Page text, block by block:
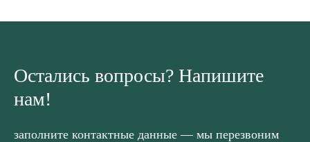
Остались вопросы? Напишите
нам!
заполните контактные данные — мы перезвоним